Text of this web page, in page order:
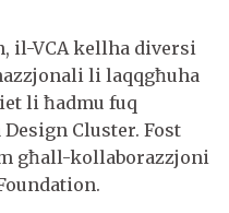
il-VCA kellha diversi
li laqqgħuha
li ħadmu fuq
Cluster. Fost
għall-kollaborazzjoni